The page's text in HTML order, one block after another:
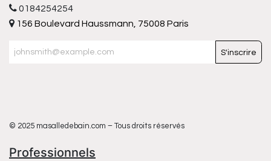
0184254254
156 Boulevard Haussmann, 75008 Paris
S'inscrire
© 2025 masalledebain.com – Tous droits réservés
Professionnels